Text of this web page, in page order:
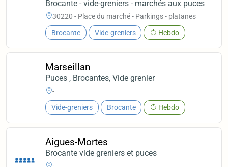
Brocante - vide-greniers - marchés aux puces
30220 - Place du marché - Parkings - platanes
Brocante Vide-greniers Hebdo
Marseillan
Puces , Brocantes, Vide grenier
-
Vide-greniers Brocante Hebdo
Aigues-Mortes
Brocante vide greniers et puces